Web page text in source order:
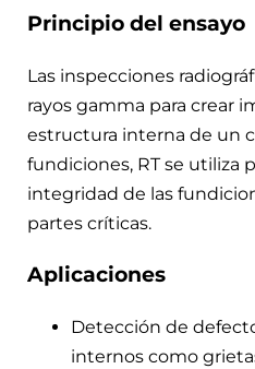
Principio del ensayo
Las inspecciones
rayos gamma para crear
estructura interna de un
fundiciones, RT se utiliza
integridad de las
partes críticas.
Aplicaciones
Detección de
internos como